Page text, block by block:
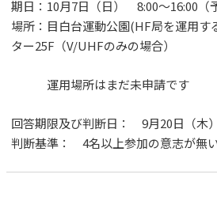
期日：10月7日（日） 8:00～16:00（
場所：目白台運動公園(HF局を運用
ター25F（V/UHFのみの場合）
運用場所はまだ未申請です
回答期限及び判断日： 9月20日（木）
判断基準： 4名以上参加の意志が無